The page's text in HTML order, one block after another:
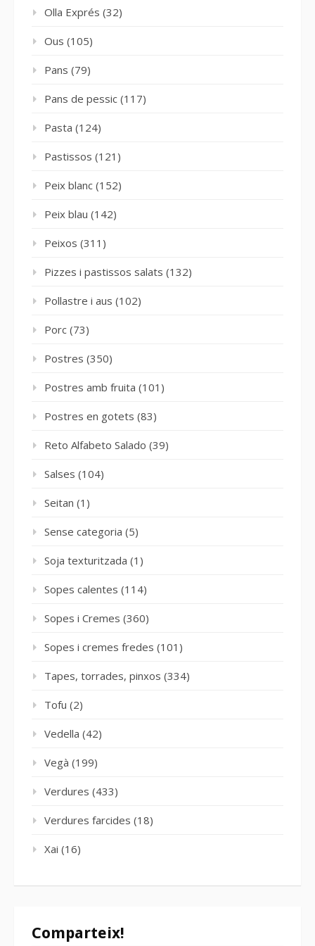
Olla Exprés (32)
Ous (105)
Pans (79)
Pans de pessic (117)
Pasta (124)
Pastissos (121)
Peix blanc (152)
Peix blau (142)
Peixos (311)
Pizzes i pastissos salats (132)
Pollastre i aus (102)
Porc (73)
Postres (350)
Postres amb fruita (101)
Postres en gotets (83)
Reto Alfabeto Salado (39)
Salses (104)
Seitan (1)
Sense categoria (5)
Soja texturitzada (1)
Sopes calentes (114)
Sopes i Cremes (360)
Sopes i cremes fredes (101)
Tapes, torrades, pinxos (334)
Tofu (2)
Vedella (42)
Vegà (199)
Verdures (433)
Verdures farcides (18)
Xai (16)
Comparteix!